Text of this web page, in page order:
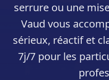
serrure ou une
Vaud vous
sérieux, réactif et
7j/7 pour les